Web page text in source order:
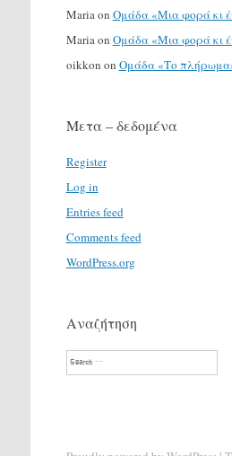
Mariaon Ομάδα «Μια φορά κι
Mariaon Ομάδα «Μια φορά κι
oikkon on Ομάδα «Το
Μετα – δεδομένα
Register
Log in
Entries feed
Comments feed
WordPress.org
Αναζήτηση
Search